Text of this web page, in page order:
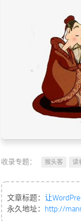
收录专题： 猴头客 读
文章标题： 让
永久地址： http://